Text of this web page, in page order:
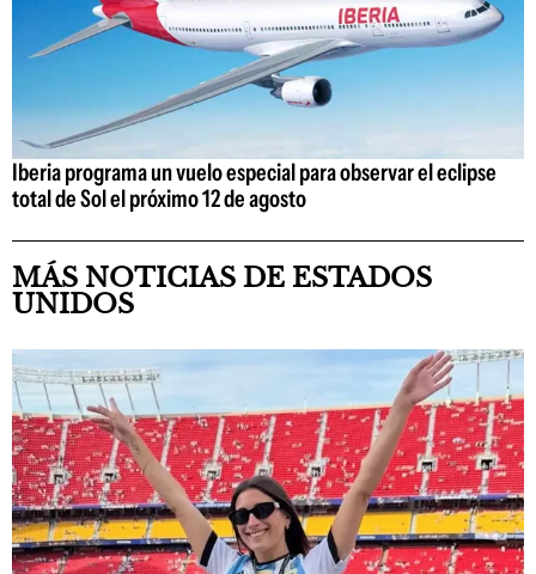
Iberia programa un vuelo especial para observar el eclipse
total de Sol el próximo 12 de agosto
MÁS NOTICIAS DE ESTADOS
UNIDOS